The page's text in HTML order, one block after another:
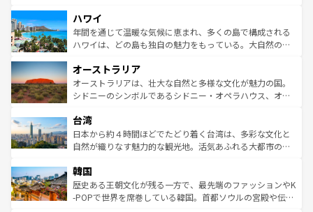
ば市内交通費無料で観光を楽しむこともできる。 なお、新
着のスイス情報はコンテンツ一覧 を参照してほしい。
のような巨大都市は、観光、ショッピング、エンターテイ
ンメントが詰まった刺激的なスポットだ。一方、アメリカ
西部には大自然が広がり、グランドキャニオンやイエロー
部のニューオーリンズでは、音楽と美食が融合した独特の
文化が魅力。旅行者はアメリカの各地域で異なる魅力を楽
しみながら、その多様性と豊かな歴史を感じることができ
ならではの贅沢な旅のスタイルだ。 なお、新着のアメリカ
情報はコンテンツ一覧を参照してほしい。
ハワイ
年間を通じて温暖な気候に恵まれ、多くの島で構成される
ハワイは、どの島も独自の魅力をもっている。大自然の神
ワイ島は見逃せない。また、定番の観光地といえばオアフ
島だが、静かな自然を求めるならマウイ島やカウアイ島が
おすすめ。エメラルドグリーンに輝く海をはじめ、豊かな
れるおもてなしの心で訪れる人々を迎えてくれるハワイの
人々、おいしいローカルフードやハワイアンミュージッ
ク、伝統的なフラダンスなど、すべてがハワイの魅力を彩
ワイを、存分に味わってほしい。 なお、新着のハワイ情報
はコンテンツ一覧を参照してほしい。
オーストラリア
オーストラリアは、壮大な自然と多様な文化が魅力の国。
シドニーのシンボルであるシドニー・オペラハウス、オー
リアリーフや大陸中央部にそびえるウルル（エアーズロッ
ク）、タスマニアの美しい原生林やケアンズの熱帯雨林な
ど、見どころがたくさん。また、カフェやワイン、オージ
いる。アクティビティも充実しており、サーフィンやダイ
ビング、ハイキングなど、アウトドア好きにはたまらな
い。オーストラリアの多彩な魅力を存分に味わいつくそ
台湾
日本から約４時間ほどでたどり着く台湾は、多彩な文化と
自然が織りなす魅力的な観光地。活気あふれる大都市の台
ン）、静ひつな山岳地帯である台湾東部など、都市の喧騒
と山間の静けさが共存しており、訪れる人に新しい発見と
驚きをもたらしてくれる。また、奥深い台湾の食文化も魅
韓国
歴史ある王朝文化が残る一方で、最先端のファッションやK
-POPで世界を席巻している韓国。首都ソウルの宮殿や伝統